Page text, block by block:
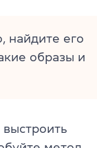
найдите его
образы и